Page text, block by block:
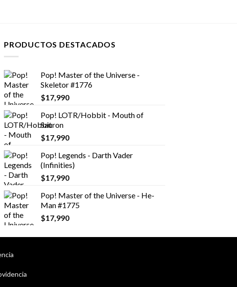
PRODUCTOS DESTACADOS
Pop! Master of the Universe -
Skeletor #1776
$17,990
Pop! LOTR/Hobbit - Mouth of
Sauron
$17,990
Pop! Legends - Darth Vader
(Infinities)
$17,990
Pop! Master of the Universe - He-
Man #1775
$17,990